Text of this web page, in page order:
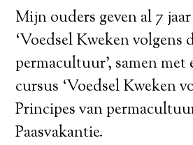
Mijn ouders geven al 7
‘Voedsel Kweken volgens
permacultuur’, samen met
cursus ‘Voedsel Kweken
Principes van
Paasvakantie.